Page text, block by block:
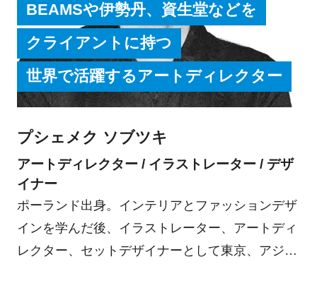
BEAMSや伊勢丹、資生堂などを
クライアントに持つ
世界で活躍するアートディレクター
プシェメク ソブツキ
アートディレクター / イラストレーター / デザ
イナー
ポーランド出身。インテリアとファッションデザ
インを学んだ後、イラストレーター、アートディ
レクター、セットデザイナーとして東京、アジア